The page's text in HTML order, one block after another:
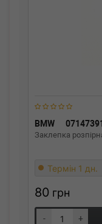
BMW
Заклепка
Термін 1 дн.
80 грн
- +